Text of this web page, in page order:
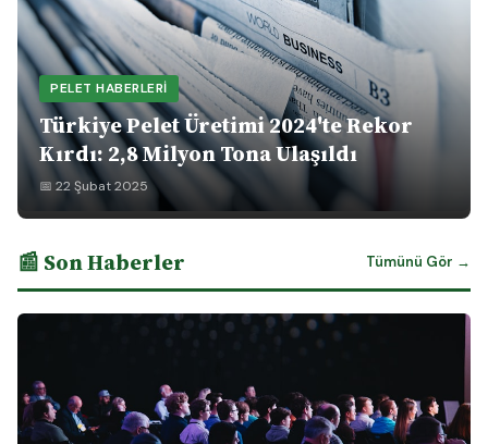
PELET HABERLERI
Türkiye Pelet Üretimi 2024'te Rekor
Kırdı: 2,8 Milyon Tona Ulaşıldı
📅 22 Şubat 2025
📰 Son Haberler Tümünü Gör →